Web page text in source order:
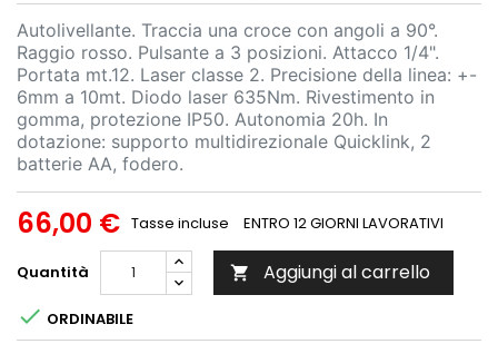
Autolivellante. Traccia una croce con angoli a 90°.
Raggio rosso. Pulsante a 3 posizioni. Attacco 1/4".
Portata mt.12. Laser classe 2. Precisione della linea: +-
6mm a 10mt. Diodo laser 635Nm. Rivestimento in
gomma, protezione IP50. Autonomia 20h. In
dotazione: supporto multidirezionale Quicklink, 2
batterie AA, fodero.
66,00 € Tasse incluse ENTRO 12 GIORNI LAVORATIVI
Quantità  Aggiungi al carrello
 ORDINABILE